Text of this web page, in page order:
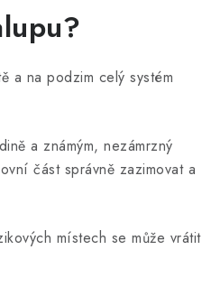
a na podzim celý systém
a známým, nezámrzný
část správně zazimovat a
místech se může vrátit